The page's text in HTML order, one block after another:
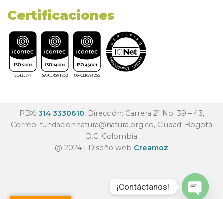
Certificaciones
PBX: 314 3330610, Dirección: Carrera 21 No. 39 – 43,
Correo: fundacionnatura@natura.org.co, Ciudad: Bogotá
D.C. Colombia
@ 2024 | Diseño web Creamoz
¡Contáctanos!